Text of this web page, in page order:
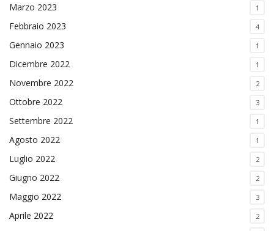
Marzo 2023 1
Febbraio 2023 4
Gennaio 2023 1
Dicembre 2022 1
Novembre 2022 2
Ottobre 2022 3
Settembre 2022 1
Agosto 2022 1
Luglio 2022 2
Giugno 2022 2
Maggio 2022 3
Aprile 2022 2